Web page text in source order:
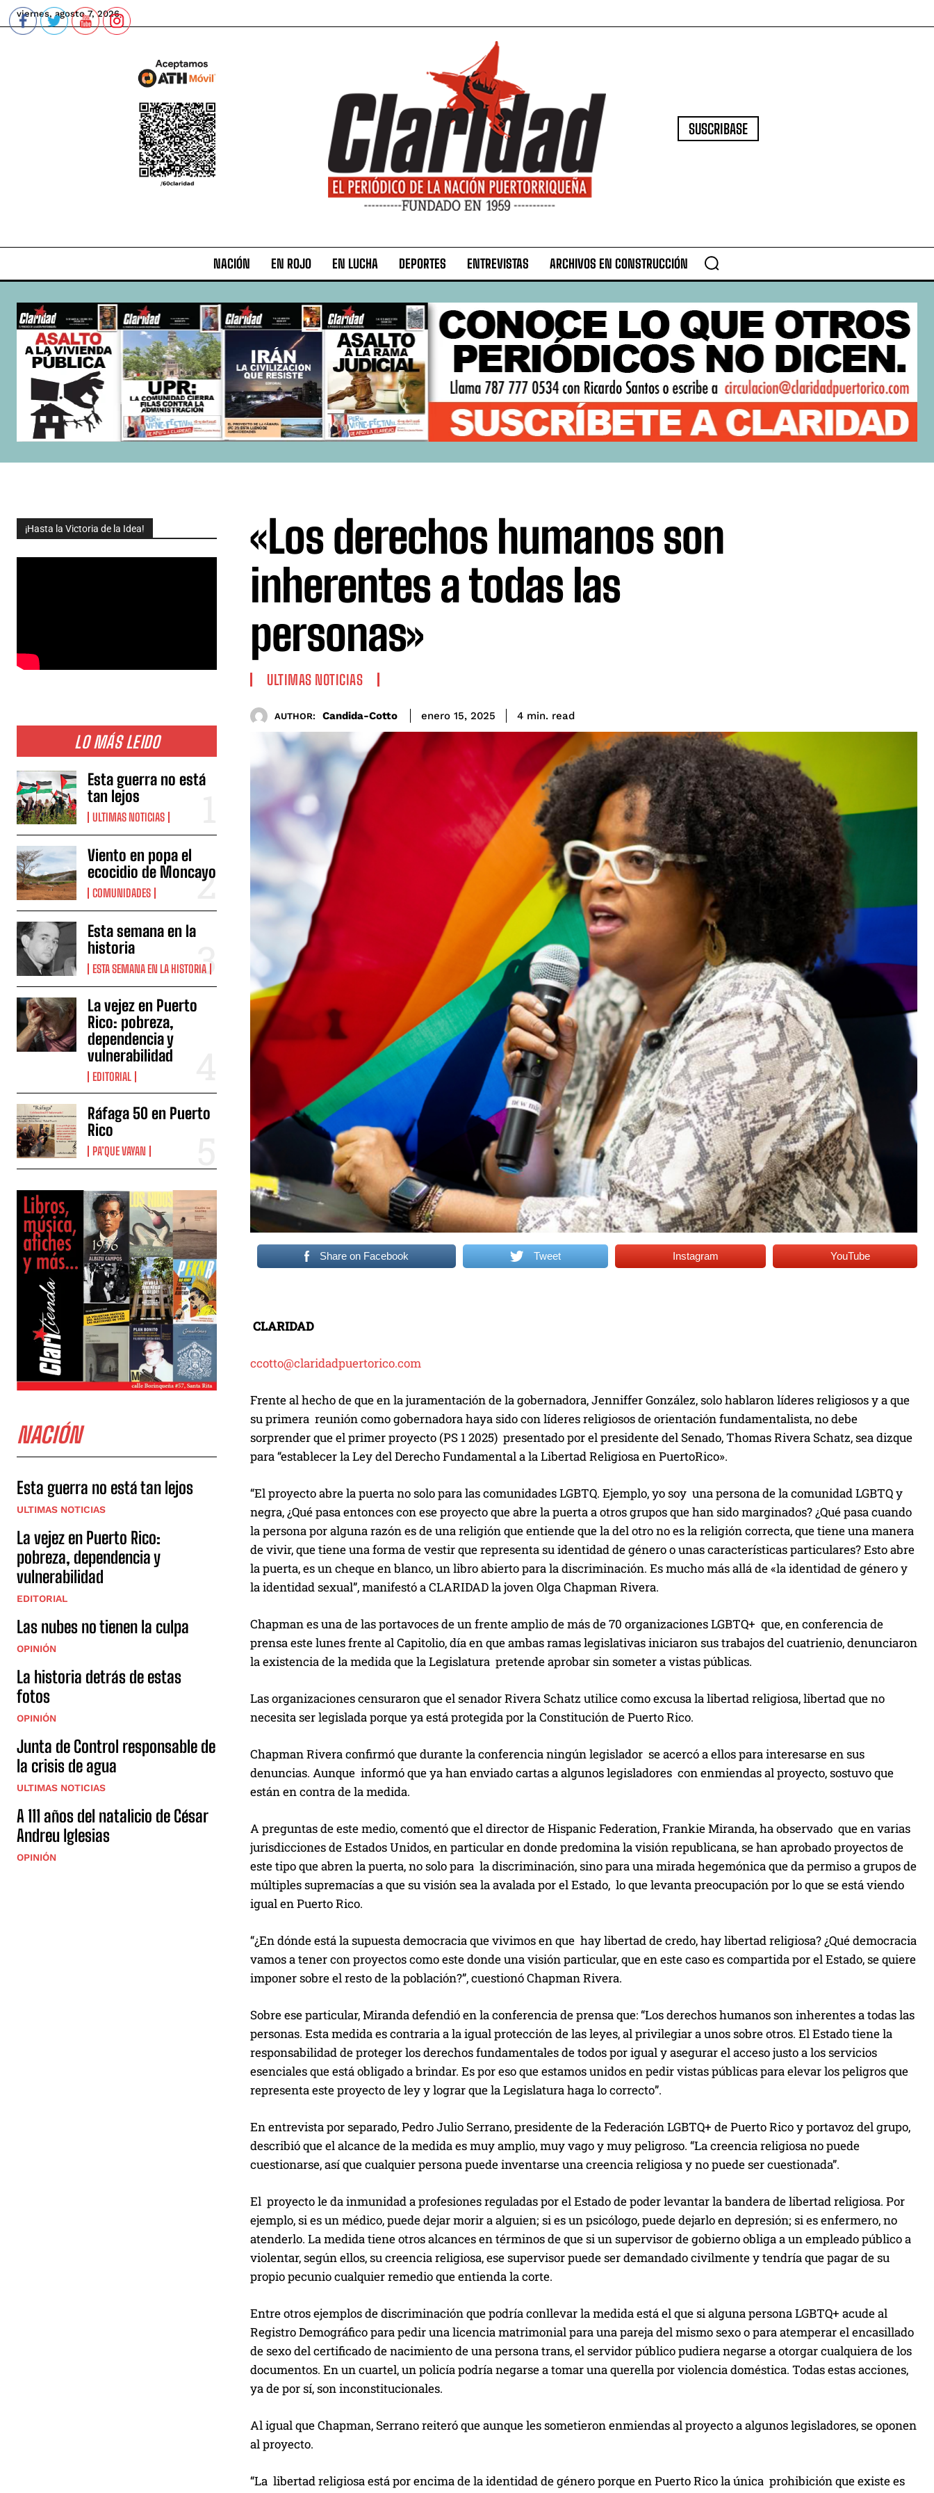
viernes, agosto 7, 2026
SUSCRIBASE
NACIÓN EN ROJO EN LUCHA DEPORTES ENTREVISTAS ARCHIVOS EN CONSTRUCCIÓN
¡Hasta la Victoria de la Idea!
LO MÁS LEIDO
Esta guerra no está
tan lejos
ULTIMAS NOTICIAS
Viento en popa el
ecocidio de Moncayo
COMUNIDADES
Esta semana en la
historia
ESTA SEMANA EN LA HISTORIA
La vejez en Puerto
Rico: pobreza,
dependencia y
vulnerabilidad
EDITORIAL
Ráfaga 50 en Puerto
Rico
PA’QUE VAYAN
NACIÓN
Esta guerra no está tan lejos
ULTIMAS NOTICIAS
La vejez en Puerto Rico:
pobreza, dependencia y
vulnerabilidad
EDITORIAL
Las nubes no tienen la culpa
OPINIÓN
La historia detrás de estas
fotos
OPINIÓN
Junta de Control responsable de
la crisis de agua
ULTIMAS NOTICIAS
A 111 años del natalicio de César
Andreu Iglesias
OPINIÓN
«Los derechos humanos son
inherentes a todas las
personas»
ULTIMAS NOTICIAS
AUTHOR: Candida-Cotto enero 15, 2025 4 min. read
Share on Facebook Tweet Instagram YouTube
CLARIDAD
ccotto@claridadpuertorico.com
Frente al hecho de que en la juramentación de la gobernadora, Jenniffer González, solo hablaron líderes religiosos y a que
su primera reunión como gobernadora haya sido con líderes religiosos de orientación fundamentalista, no debe
sorprender que el primer proyecto (PS 1 2025) presentado por el presidente del Senado, Thomas Rivera Schatz, sea dizque
para “establecer la Ley del Derecho Fundamental a la Libertad Religiosa en PuertoRico».
“El proyecto abre la puerta no solo para las comunidades LGBTQ. Ejemplo, yo soy una persona de la comunidad LGBTQ y
negra, ¿Qué pasa entonces con ese proyecto que abre la puerta a otros grupos que han sido marginados? ¿Qué pasa cuando
la persona por alguna razón es de una religión que entiende que la del otro no es la religión correcta, que tiene una manera
de vivir, que tiene una forma de vestir que representa su identidad de género o unas características particulares? Esto abre
la puerta, es un cheque en blanco, un libro abierto para la discriminación. Es mucho más allá de «la identidad de género y
la identidad sexual”, manifestó a CLARIDAD la joven Olga Chapman Rivera.
Chapman es una de las portavoces de un frente amplio de más de 70 organizaciones LGBTQ+ que, en conferencia de
prensa este lunes frente al Capitolio, día en que ambas ramas legislativas iniciaron sus trabajos del cuatrienio, denunciaron
la existencia de la medida que la Legislatura pretende aprobar sin someter a vistas públicas.
Las organizaciones censuraron que el senador Rivera Schatz utilice como excusa la libertad religiosa, libertad que no
necesita ser legislada porque ya está protegida por la Constitución de Puerto Rico.
Chapman Rivera confirmó que durante la conferencia ningún legislador se acercó a ellos para interesarse en sus
denuncias. Aunque informó que ya han enviado cartas a algunos legisladores con enmiendas al proyecto, sostuvo que
están en contra de la medida.
A preguntas de este medio, comentó que el director de Hispanic Federation, Frankie Miranda, ha observado que en varias
jurisdicciones de Estados Unidos, en particular en donde predomina la visión republicana, se han aprobado proyectos de
este tipo que abren la puerta, no solo para la discriminación, sino para una mirada hegemónica que da permiso a grupos de
múltiples supremacías a que su visión sea la avalada por el Estado, lo que levanta preocupación por lo que se está viendo
igual en Puerto Rico.
“¿En dónde está la supuesta democracia que vivimos en que hay libertad de credo, hay libertad religiosa? ¿Qué democracia
vamos a tener con proyectos como este donde una visión particular, que en este caso es compartida por el Estado, se quiere
imponer sobre el resto de la población?”, cuestionó Chapman Rivera.
Sobre ese particular, Miranda defendió en la conferencia de prensa que: “Los derechos humanos son inherentes a todas las
personas. Esta medida es contraria a la igual protección de las leyes, al privilegiar a unos sobre otros. El Estado tiene la
responsabilidad de proteger los derechos fundamentales de todos por igual y asegurar el acceso justo a los servicios
esenciales que está obligado a brindar. Es por eso que estamos unidos en pedir vistas públicas para elevar los peligros que
representa este proyecto de ley y lograr que la Legislatura haga lo correcto”.
En entrevista por separado, Pedro Julio Serrano, presidente de la Federación LGBTQ+ de Puerto Rico y portavoz del grupo,
describió que el alcance de la medida es muy amplio, muy vago y muy peligroso. “La creencia religiosa no puede
cuestionarse, así que cualquier persona puede inventarse una creencia religiosa y no puede ser cuestionada”.
El proyecto le da inmunidad a profesiones reguladas por el Estado de poder levantar la bandera de libertad religiosa. Por
ejemplo, si es un médico, puede dejar morir a alguien; si es un psicólogo, puede dejarlo en depresión; si es enfermero, no
atenderlo. La medida tiene otros alcances en términos de que si un supervisor de gobierno obliga a un empleado público a
violentar, según ellos, su creencia religiosa, ese supervisor puede ser demandado civilmente y tendría que pagar de su
propio pecunio cualquier remedio que entienda la corte.
Entre otros ejemplos de discriminación que podría conllevar la medida está el que si alguna persona LGBTQ+ acude al
Registro Demográfico para pedir una licencia matrimonial para una pareja del mismo sexo o para atemperar el encasillado
de sexo del certificado de nacimiento de una persona trans, el servidor público pudiera negarse a otorgar cualquiera de los
documentos. En un cuartel, un policía podría negarse a tomar una querella por violencia doméstica. Todas estas acciones,
ya de por sí, son inconstitucionales.
Al igual que Chapman, Serrano reiteró que aunque les sometieron enmiendas al proyecto a algunos legisladores, se oponen
al proyecto.
“La libertad religiosa está por encima de la identidad de género porque en Puerto Rico la única prohibición que existe es